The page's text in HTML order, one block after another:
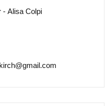
- Alisa Colpi